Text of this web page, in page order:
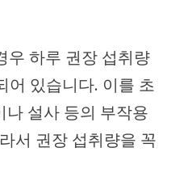
우 하루 권장 섭취량
어 있습니다. 이를 초
설사 등의 부작용
서 권장 섭취량을 꼭